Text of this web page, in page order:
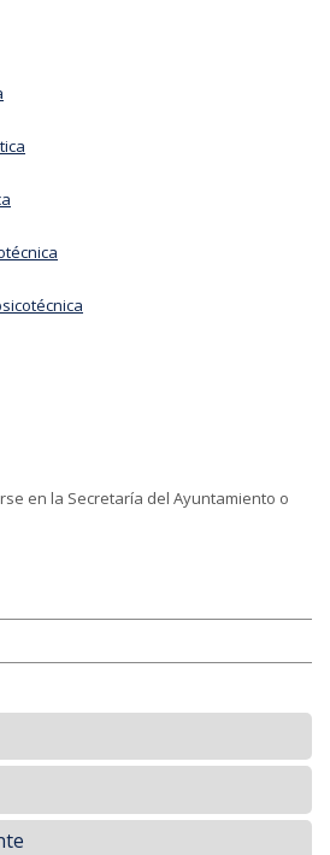
en la Secretaría del Ayuntamiento o